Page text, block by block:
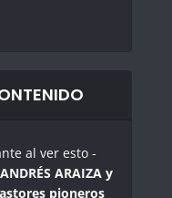
al ver esto -
ARAIZA y
pioneros